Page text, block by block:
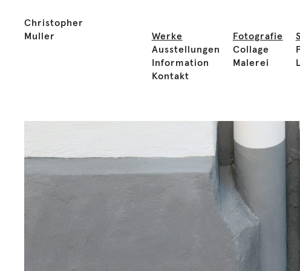
Christopher
Muller
Werke Fotografie
Collage
Malerei
Ausstellungen
Information
Kontakt